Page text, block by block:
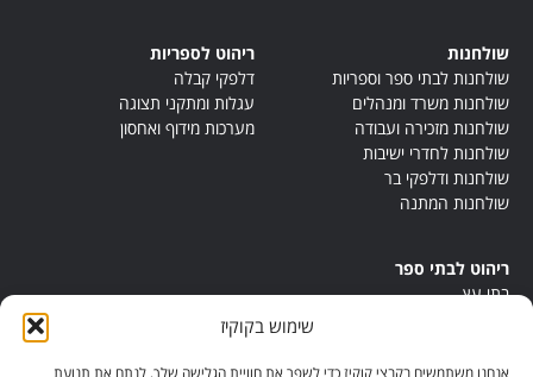
שימוש בקוקיז
אנחנו משתמשים בקבצי קוקיז כדי לשפר את חוויית הגלישה שלך, לנתח את תנועת
שולחנות
שולחנות לבתי ספר וספריות
שולחנות משרד ומנהלים
שולחנות מזכירה ועבודה
שולחנות לחדרי ישיבות
שולחנות ודלפקי בר
שולחנות המתנה
ריהוט לספריות
דלפקי קבלה
עגלות ומתקני תצוגה
מערכות מידוף ואחסון
ריהוט לבתי ספר
בתי עץ
ריהוט מונטסורי